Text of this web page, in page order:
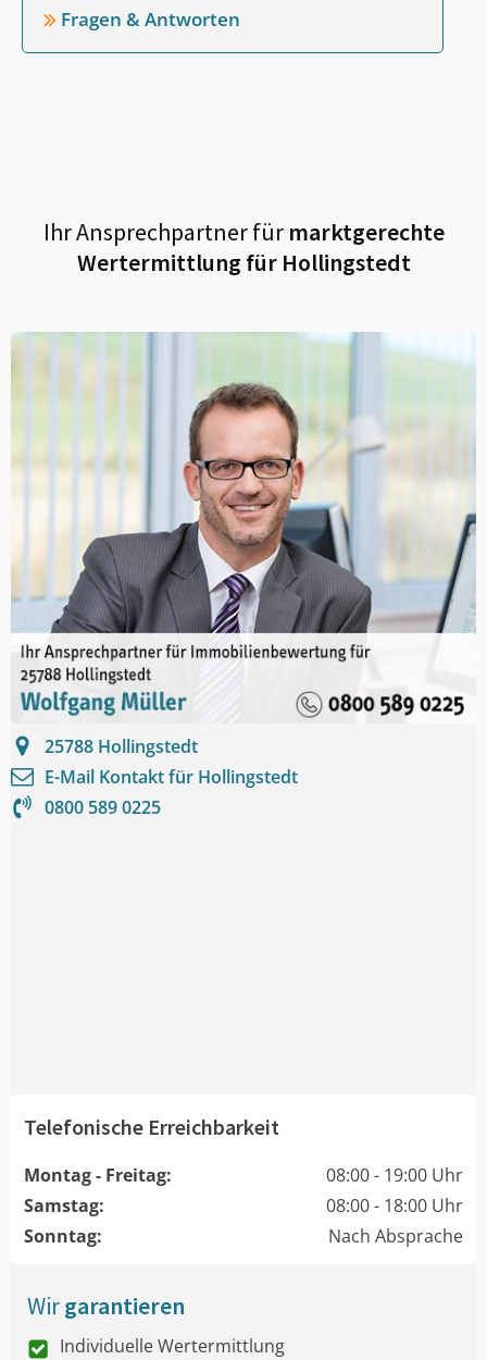
Fragen & Antworten
Ihr Ansprechpartner fürmarktgerechte
Wertermittlung für Hollingstedt
25788 Hollingstedt
E-Mail Kontakt für Hollingstedt
0800 589 0225
Telefonische Erreichbarkeit
Montag - Freitag:
08:00 - 19:00 Uhr
Samstag:
08:00 - 18:00 Uhr
Sonntag:
Nach Absprache
Wirgarantieren
Individuelle Wertermittlung